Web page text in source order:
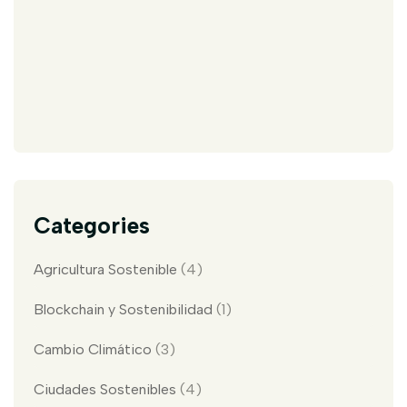
Categories
Agricultura Sostenible (4)
Blockchain y Sostenibilidad (1)
Cambio Climático (3)
Ciudades Sostenibles (4)